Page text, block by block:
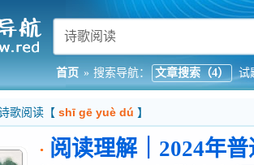
首页 » 搜索导航： 文章搜索（4） 试
歌阅读【 shī gē yuè dú 】
· 阅读理解｜2024年